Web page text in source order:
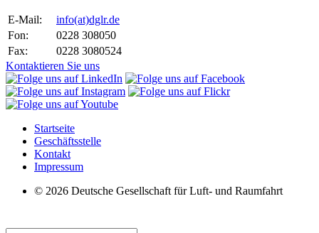
E-Mail: info(at)dglr.de
Fon:
0228 308050
Fax:
0228 3080524
Kontaktieren Sie uns
Startseite
Geschäftsstelle
Kontakt
Impressum
© 2026 Deutsche Gesellschaft für Luft- und Raumfahrt